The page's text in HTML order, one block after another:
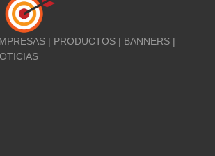
| PRODUCTOS | BANNERS |